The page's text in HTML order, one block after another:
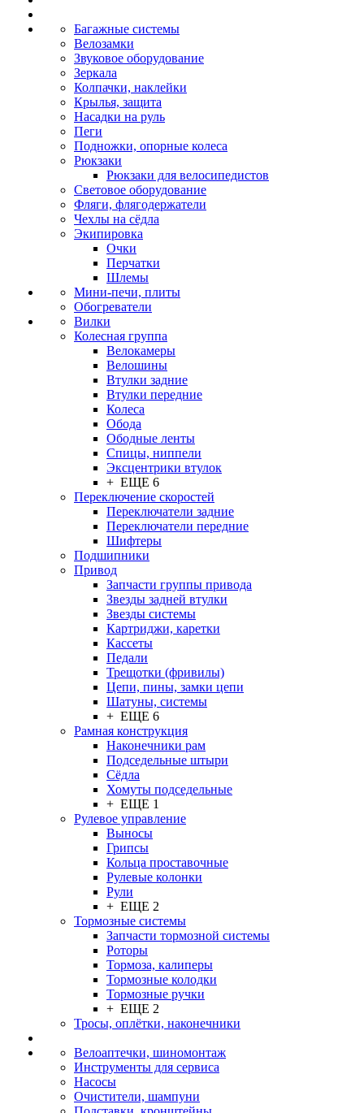
Багажные системы
Велозамки
Звуковое оборудование
Зеркала
Колпачки, наклейки
Крылья, защита
Насадки на руль
Пеги
Подножки, опорные колеса
Рюкзаки
Рюкзаки для велосипедистов
Световое оборудование
Фляги, флягодержатели
Чехлы на сёдла
Экипировка
Очки
Перчатки
Шлемы
Мини-печи, плиты
Обогреватели
Вилки
Колесная группа
Велокамеры
Велошины
Втулки задние
Втулки передние
Колеса
Обода
Ободные ленты
Спицы, ниппели
Эксцентрики втулок
+ ЕЩЕ 6
Переключение скоростей
Переключатели задние
Переключатели передние
Шифтеры
Подшипники
Привод
Запчасти группы привода
Звезды задней втулки
Звезды системы
Картриджи, каретки
Кассеты
Педали
Трещотки (фривилы)
Цепи, пины, замки цепи
Шатуны, системы
+ ЕЩЕ 6
Рамная конструкция
Наконечники рам
Подседельные штыри
Сёдла
Хомуты подседельные
+ ЕЩЕ 1
Рулевое управление
Выносы
Грипсы
Кольца проставочные
Рулевые колонки
Рули
+ ЕЩЕ 2
Тормозные системы
Запчасти тормозной системы
Роторы
Тормоза, калиперы
Тормозные колодки
Тормозные ручки
+ ЕЩЕ 2
Тросы, оплётки, наконечники
Велоаптечки, шиномонтаж
Инструменты для сервиса
Насосы
Очистители, шампуни